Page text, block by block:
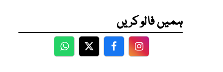
ہمیں فالو کریں
WhatsApp
TwitterFacebookFacebook